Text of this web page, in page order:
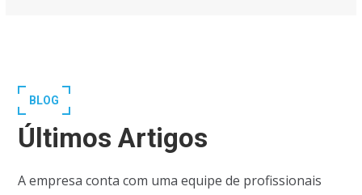
BLOG
Últimos Artigos
A empresa conta com uma equipe de profissionais